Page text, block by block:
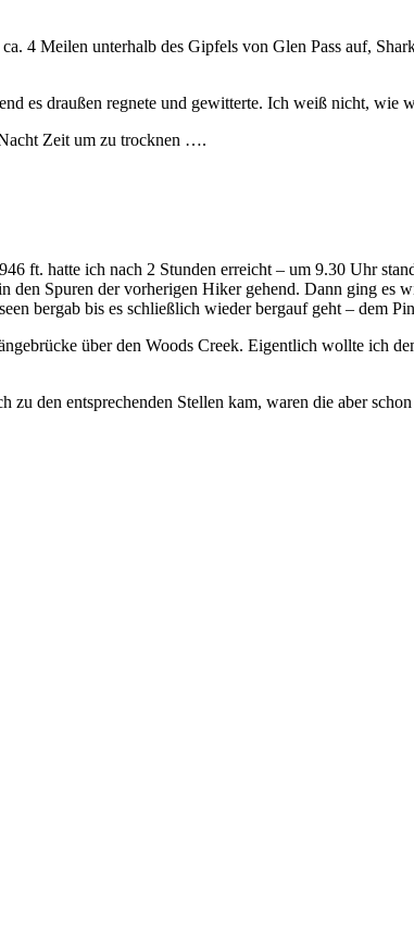
4 Meilen unterhalb des Gipfels von Glen Pass auf,
es draußen regnete und gewitterte. Ich weiß nicht, wie
Zeit um zu trocknen ….
ft. hatte ich nach 2 Stunden erreicht – um 9.30 Uhr
Spuren der vorherigen Hiker gehend. Dann ging es
bergab bis es schließlich wieder bergauf geht – dem
über den Woods Creek. Eigentlich wollte ich
den entsprechenden Stellen kam, waren die aber